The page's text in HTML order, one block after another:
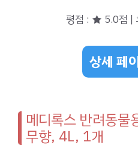
평점 : ★ 5.0점 |
상세 페
메디록스 반려동물
무향, 4L, 1개